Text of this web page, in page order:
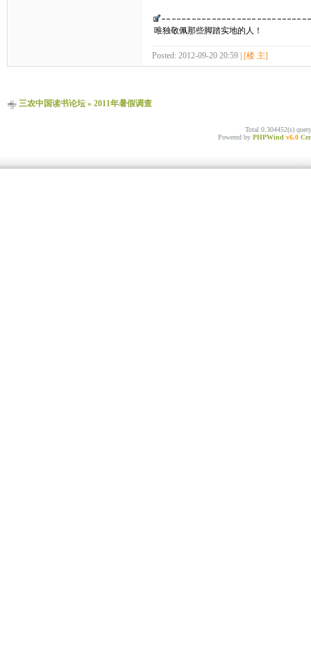
唯独敬佩那些脚踏实地的人！
Posted: 2012-09-20 20:59 | [楼 主]
三农中国读书论坛» 2011年暑假调查
Total 0.304452(s)
Powered by PHPWind v6.0